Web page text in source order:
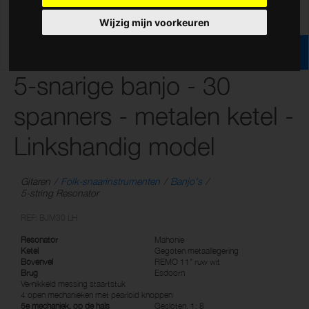
Wijzig mijn voorkeuren
5-snarige banjo - 30
spanners - metalen ketel -
Linkshandig model
Gitaren Folk-snaarinstrumenten
Banjo's
5-string Resonator
Resonator
Mahonie
Ketel
Gegoten metaallegering
Bovenvel
REMO 11" ruw wit
Brug
Esdoorn
Vernikkeld messing staartstuk
4 open mechanieken met pearloid knoppen
5e mechaniek, op de hals
Gesloten, 1: 8